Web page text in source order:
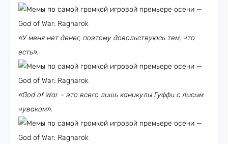
«У меня нет денег, поэтому довольствуюсь тем, что
есть».
«God of War – это всего лишь каникулы Гуффи с лысым
чуваком».